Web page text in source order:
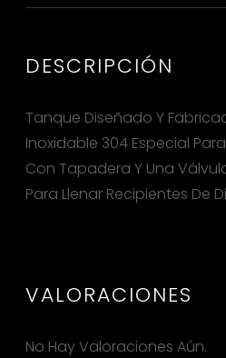
DESCRIPCIÓN
Tanque Diseñado Y
Inoxidable 304 Especial
Con Tapadera Y Una
Para Llenar Recipientes De
VALORACIONES
No Hay Valoraciones Aún.